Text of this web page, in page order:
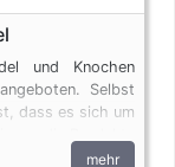
und Knochen
Selbst
dass es sich um
Bei privaten
mehr